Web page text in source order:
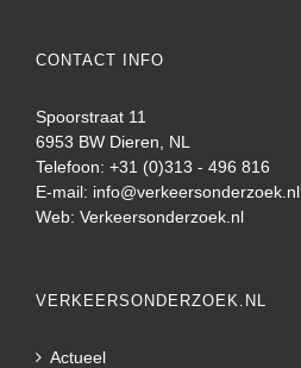
CONTACT INFO
Spoorstraat 11
6953 BW Dieren, NL
Telefoon: +31 (0)313 - 496 816
E-mail: info@verkeersonderzoek.nl
Web: Verkeersonderzoek.nl
VERKEERSONDERZOEK.NL
Actueel